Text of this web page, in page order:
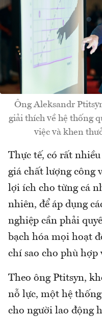
Ông Aleksandr
giải thích về hệ thống
việc và khen
Thực tế, có rất
giá chất lượng công
lợi ích cho từng cá
nhiên, để áp dụng
nghiệp cần phải
bạch hóa mọi hoạt
chí sao cho phù
Theo ông Ptitsyn,
nỗ lực, một hệ
cho người lao động